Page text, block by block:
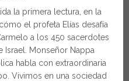
la primera lectura, en la
el profeta Elías desafía
a los 450 sacerdotes
Monseñor Nappa
habla con extraordinaria
Vivimos en una sociedad